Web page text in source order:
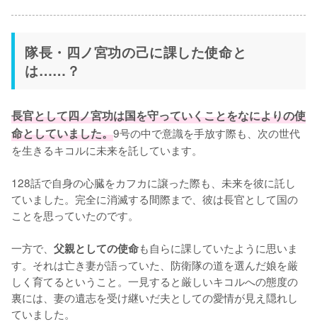
隊長・四ノ宮功の己に課した使命と
は……？
長官として四ノ宮功は国を守っていくことをなによりの使
命としていました。9号の中で意識を手放す際も、次の世代
を生きるキコルに未来を託しています。
128話で自身の心臓をカフカに譲った際も、未来を彼に託し
ていました。完全に消滅する間際まで、彼は長官として国の
ことを思っていたのです。
一方で、 父親としての使命も自らに課していたように思いま
す。それは亡き妻が語っていた、防衛隊の道を選んだ娘を厳
しく育てるということ。一見すると厳しいキコルへの態度の
裏には、妻の遺志を受け継いだ夫としての愛情が見え隠れし
ていました。